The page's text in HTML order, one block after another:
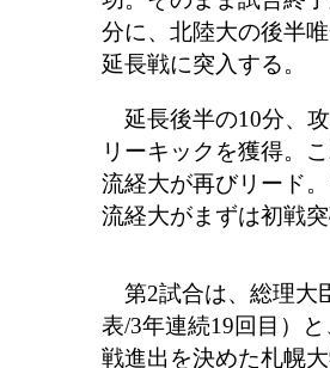
分に、北陸大の後半
延長戦に突入する。
延長後半の10分、
リーキックを獲得。
流経大が再びリード
流経大がまずは初戦突
第2試合は、総理大
表/3年連続19回目）
戦進出を決めた札幌